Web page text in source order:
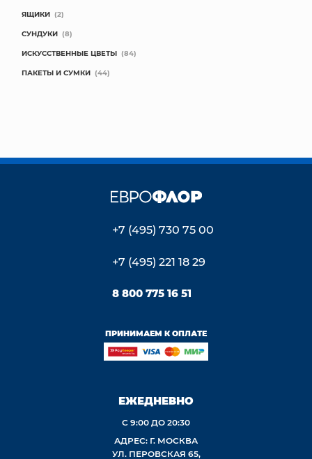
ЯЩИКИ (2)
СУНДУКИ (8)
ИСКУССТВЕННЫЕ ЦВЕТЫ (84)
ПАКЕТЫ И СУМКИ (44)
+7 (495) 730 75 00
+7 (495) 221 18 29
8 800 775 16 51
ПРИНИМАЕМ К ОПЛАТЕ
ЕЖЕДНЕВНО
С 9:00 ДО 20:30
АДРЕС: Г. МОСКВА
УЛ. ПЕРОВСКАЯ 65,